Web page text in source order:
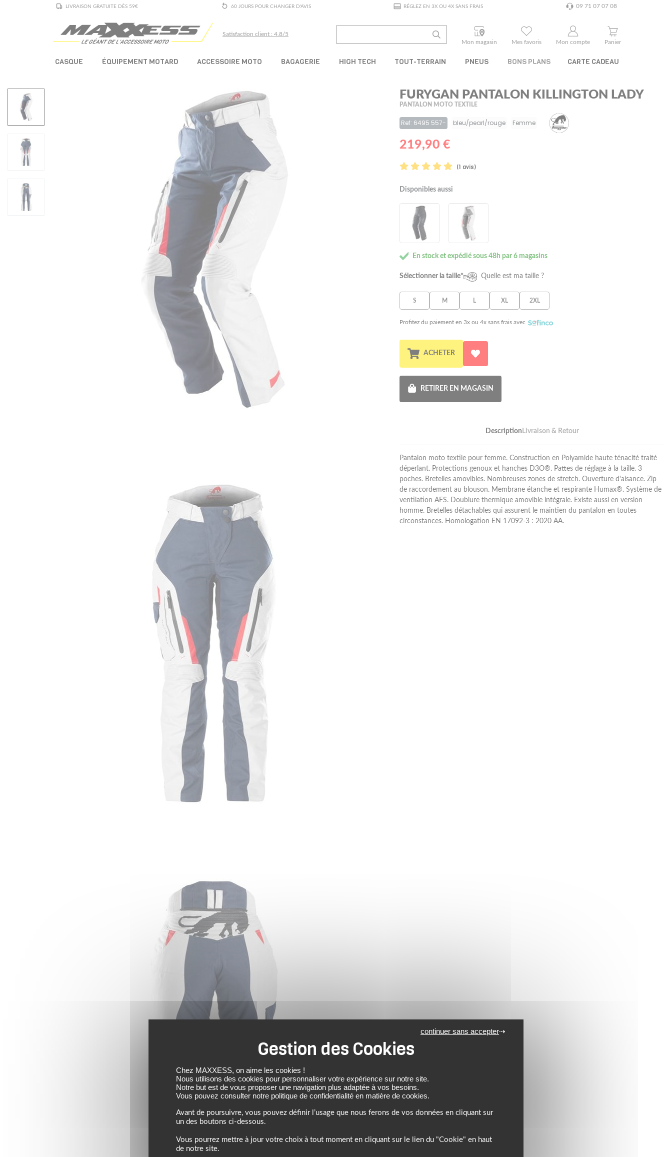
LIVRAISON GRATUITE DÈS 59€ 60 JOURS POUR CHANGER D'AVIS RÉGLEZ EN 3X OU 4X SANS FRAIS 09 71 07 07 08
Satisfaction client : 4.8/5
Mon magasin
Mes favoris Mon compte Panier
CASQUE ÉQUIPEMENT MOTARD ACCESSOIRE MOTO BAGAGERIE HIGH TECH TOUT-TERRAIN PNEUS BONS PLANS CARTE CADEAU
FURYGAN PANTALON KILLINGTON LADY
PANTALON MOTO TEXTILE
Ref: 6495 557- bleu/pearl/rouge Femme
219,90 €
(1 avis)
Disponibles aussi
En stock et expédié sous 48h par 6 magasins
Sélectionner la taille* Quelle est ma taille ?
S M L XL 2XL
Profitez du paiement en 3x ou 4x sans frais avec
ACHETER
RETIRER EN MAGASIN
Description Livraison & Retour
Pantalon moto textile pour femme. Construction en Polyamide haute ténacité traité
déperlant. Protections genoux et hanches D3O®. Pattes de réglage à la taille. 3
poches. Bretelles amovibles. Nombreuses zones de stretch. Ouverture d'aisance. Zip
de raccordement au blouson. Membrane étanche et respirante Humax®. Système de
ventilation AFS. Doublure thermique amovible intégrale. Existe aussi en version
homme. Bretelles détachables qui assurent le maintien du pantalon en toutes
circonstances. Homologation EN 17092-3 : 2020 AA.
Chez MAXXESS, on aime les cookies !
Nous utilisons des cookies pour personnaliser votre expérience sur notre site.
Notre but est de vous proposer une navigation plus adaptée à vos besoins.
Vous pouvez consulter notre politique de confidentialité en matière de cookies.
Avant de poursuivre, vous pouvez définir l’usage que nous ferons de vos données en cliquant sur
un des boutons ci-dessous.
Vous pourrez mettre à jour votre choix à tout moment en cliquant sur le lien du "Cookie" en haut
de notre site.
continuer sans accepter